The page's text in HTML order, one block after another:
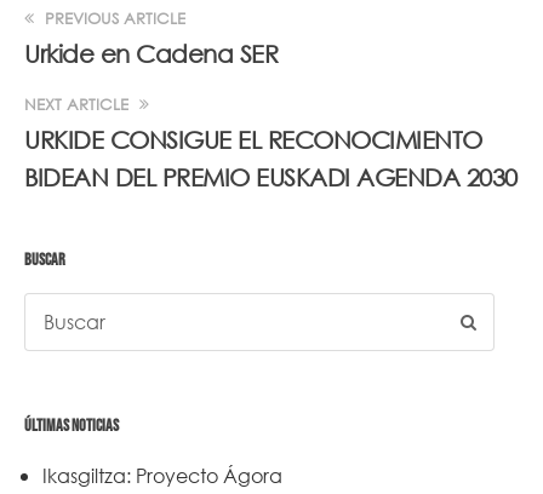
PREVIOUS ARTICLE
Urkide en Cadena SER
NEXT ARTICLE
URKIDE CONSIGUE EL RECONOCIMIENTO
BIDEAN DEL PREMIO EUSKADI AGENDA 2030
BUSCAR
ÚLTIMAS NOTICIAS
Ikasgiltza: Proyecto Ágora